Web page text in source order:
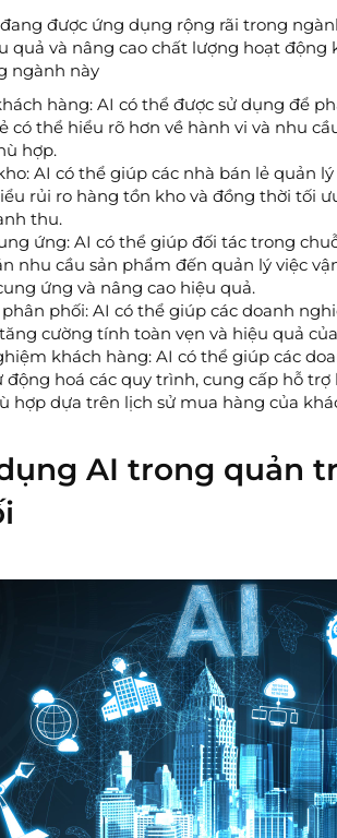
được ứng dụng rộng rãi trong
quả và nâng cao chất lượng hoạt động
ngành này
hàng: AI có thể được sử dụng để
có thể hiểu rõ hơn về hành vi và nhu
hợp.
AI có thể giúp các nhà bán lẻ quản
rủi ro hàng tồn kho và đồng thời tối
thu.
ứng: AI có thể giúp đối tác trong
nhu cầu sản phẩm đến quản lý việc
ứng và nâng cao hiệu quả.
phối: AI có thể giúp các doanh
cường tính toàn vẹn và hiệu quả
khách hàng: AI có thể giúp các
hoá các quy trình, cung cấp hỗ
hợp dựa trên lịch sử mua hàng của
AI trong quản